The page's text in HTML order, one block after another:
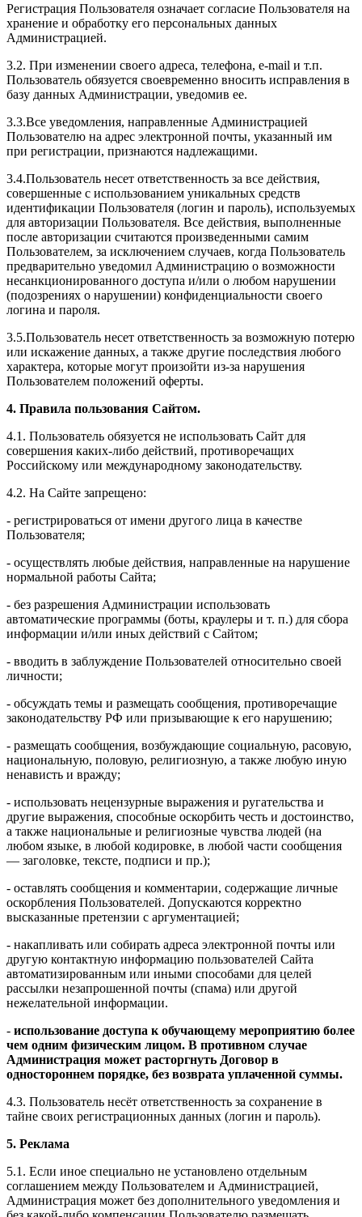
Регистрация Пользователя означает согласие Пользователя на
хранение и обработку его персональных данных
Администрацией.
3.2. При изменении своего адреса, телефона, e-mail и т.п.
Пользователь обязуется своевременно вносить исправления в
базу данных Администрации, уведомив ее.
3.3.Все уведомления, направленные Администрацией
Пользователю на адрес электронной почты, указанный им
при регистрации, признаются надлежащими.
3.4.Пользователь несет ответственность за все действия,
совершенные с использованием уникальных средств
идентификации Пользователя (логин и пароль), используемых
для авторизации Пользователя. Все действия, выполненные
после авторизации считаются произведенными самим
Пользователем, за исключением случаев, когда Пользователь
предварительно уведомил Администрацию о возможности
несанкционированного доступа и/или о любом нарушении
(подозрениях о нарушении) конфиденциальности своего
логина и пароля.
3.5.Пользователь несет ответственность за возможную потерю
или искажение данных, а также другие последствия любого
характера, которые могут произойти из-за нарушения
Пользователем положений оферты.
4. Правила пользования Сайтом.
4.1. Пользователь обязуется не использовать Сайт для
совершения каких-либо действий, противоречащих
Российскому или международному законодательству.
4.2. На Сайте запрещено:
- регистрироваться от имени другого лица в качестве
Пользователя;
- осуществлять любые действия, направленные на нарушение
нормальной работы Сайта;
- без разрешения Администрации использовать
автоматические программы (боты, краулеры и т. п.) для сбора
информации и/или иных действий с Сайтом;
- вводить в заблуждение Пользователей относительно своей
личности;
- обсуждать темы и размещать сообщения, противоречащие
законодательству РФ или призывающие к его нарушению;
- размещать сообщения, возбуждающие социальную, расовую,
национальную, половую, религиозную, а также любую иную
ненависть и вражду;
- использовать нецензурные выражения и ругательства и
другие выражения, способные оскорбить честь и достоинство,
а также национальные и религиозные чувства людей (на
любом языке, в любой кодировке, в любой части сообщения
— заголовке, тексте, подписи и пр.);
- оставлять сообщения и комментарии, содержащие личные
оскорбления Пользователей. Допускаются корректно
высказанные претензии с аргументацией;
- накапливать или собирать адреса электронной почты или
другую контактную информацию пользователей Сайта
автоматизированным или иными способами для целей
рассылки незапрошенной почты (спама) или другой
нежелательной информации.
- использование доступа к обучающему мероприятию более
чем одним физическим лицом. В противном случае
Администрация может расторгнуть Договор в
одностороннем порядке, без возврата уплаченной суммы.
4.3. Пользователь несёт ответственность за сохранение в
тайне своих регистрационных данных (логин и пароль).
5. Реклама
5.1. Если иное специально не установлено отдельным
соглашением между Пользователем и Администрацией,
Администрация может без дополнительного уведомления и